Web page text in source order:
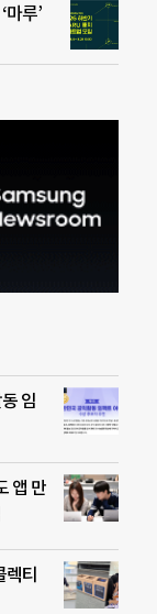
루’
임
앱 만
티